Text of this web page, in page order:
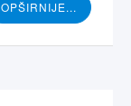
OPŠIRNIJE...